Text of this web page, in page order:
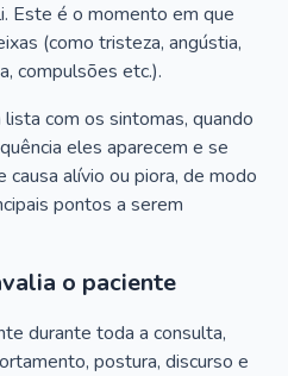
Este é o momento em que
(como tristeza, angústia,
compulsões etc.).
com os sintomas, quando
eles aparecem e se
alívio ou piora, de modo
pontos a serem
o paciente
durante toda a consulta,
postura, discurso e